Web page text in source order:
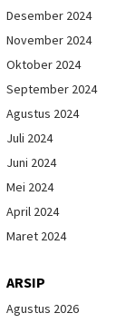
Desember 2024
November 2024
Oktober 2024
September 2024
Agustus 2024
Juli 2024
Juni 2024
Mei 2024
April 2024
Maret 2024
ARSIP
Agustus 2026